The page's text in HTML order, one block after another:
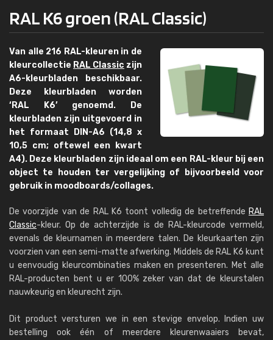
RAL K6 groen (RAL Classic)
Van alle 216 RAL-kleuren in de
kleurcollectie RAL Classic zijn
A6-kleurbladen beschikbaar.
Deze kleurbladen worden
‘RAL K6’ genoemd. De
kleurbladen zijn uitgevoerd in
het formaat DIN-A6 (14,8 x
10,5 cm; oftewel een kwart
A4). Deze kleurbladen zijn ideaal om een RAL-kleur bij een
object te houden ter vergelijking of bijvoorbeeld voor
gebruik in moodboards/collages.
De voorzijde van de RAL K6 toont volledig de betreffende RAL
Classic-kleur. Op de achterzijde is de RAL-kleurcode vermeld,
evenals de kleurnamen in meerdere talen. De kleurkaarten zijn
voorzien van een semi-matte afwerking. Middels de RAL K6 kunt
u eenvoudig kleurcombinaties maken en presenteren. Met alle
RAL-producten bent u er 100% zeker van dat de kleurstalen
nauwkeurig en kleurecht zijn.
Dit product versturen we in een stevige envelop. Indien uw
bestelling ook één of meerdere kleurenwaaiers bevat,